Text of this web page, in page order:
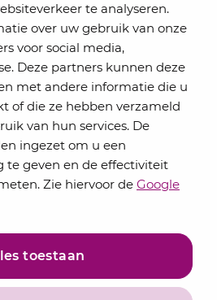
te analyseren.
over uw gebruik van onze
voor social media,
Deze partners kunnen deze
met andere informatie die u
of die ze hebben verzameld
van hun services. De
ingezet om u een
te geven en de effectiviteit
Zie hiervoor de Google
toestaan
onze nieuwsbrief
de adviseurs van Lansigt in